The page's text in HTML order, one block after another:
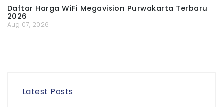
Daftar Harga WiFi Megavision Purwakarta Terbaru
2026
Aug 07, 2026
Latest Posts